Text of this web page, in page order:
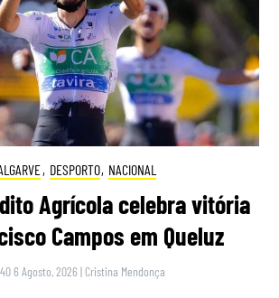
, DESPORTO, NACIONAL
Agrícola celebra vitória
Campos em Queluz
6 Agosto, 2026 | Cristina Mendonça